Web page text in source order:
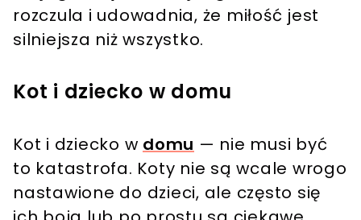
rozczula i udowadnia, że miłość jest
silniejsza niż wszystko.
Kot i dziecko w domu
Kot i dziecko w domu — nie musi być
to katastrofa. Koty nie są wcale wrogo
nastawione do dzieci, ale często się